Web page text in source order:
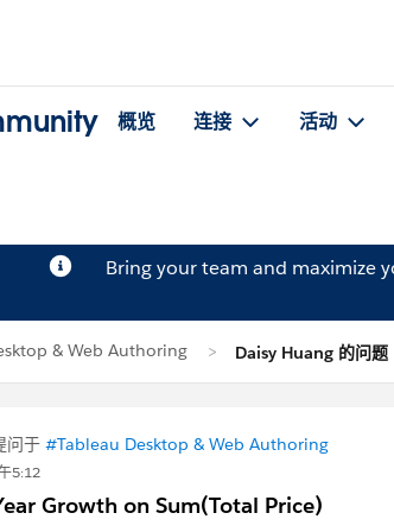
概览 连接 活动
Bring your team and maximize
& Web Authoring Daisy Huang 的问题
问于 #Tableau Desktop & Web Authoring
5:12
Growth on Sum(Total Price)